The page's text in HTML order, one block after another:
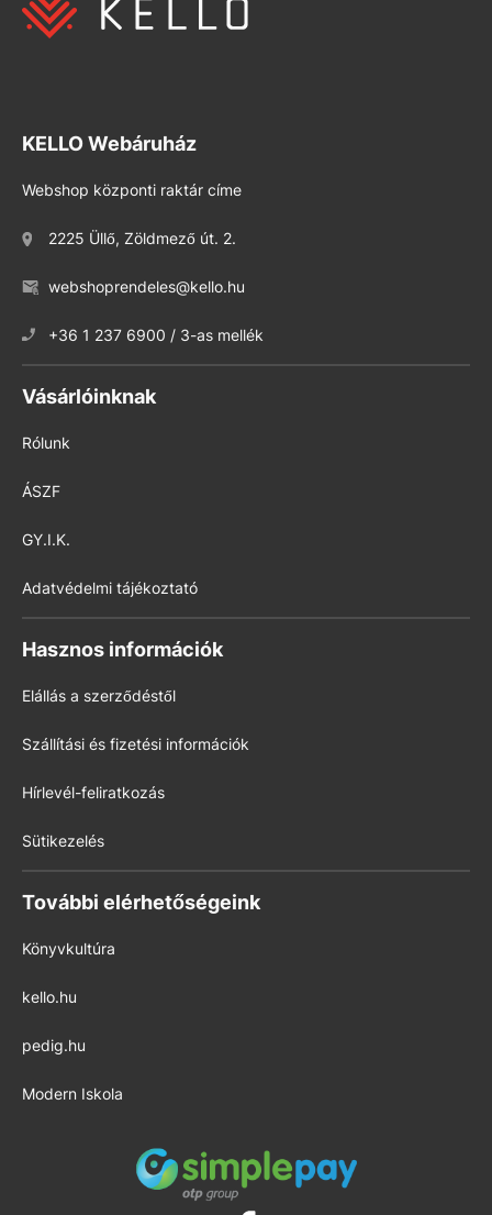
KELLO Webáruház
Webshop központi raktár címe
2225 Üllő, Zöldmező út. 2.
webshoprendeles@kello.hu
+36 1 237 6900 / 3-as mellék
Vásárlóinknak
Rólunk
ÁSZF
GY.I.K.
Adatvédelmi tájékoztató
Hasznos információk
Elállás a szerződéstől
Szállítási és fizetési információk
Hírlevél-feliratkozás
Sütikezelés
További elérhetőségeink
Könyvkultúra
kello.hu
pedig.hu
Modern Iskola